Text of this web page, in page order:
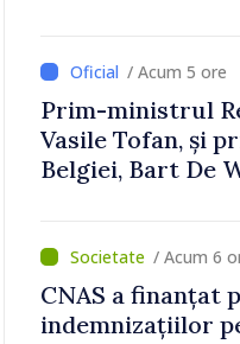
/ Acum 5 ore
Prim-ministrul
Vasile Tofan, și
Belgiei, Bart De
/ Acum 6
CNAS a finanțat
indemnizațiilor